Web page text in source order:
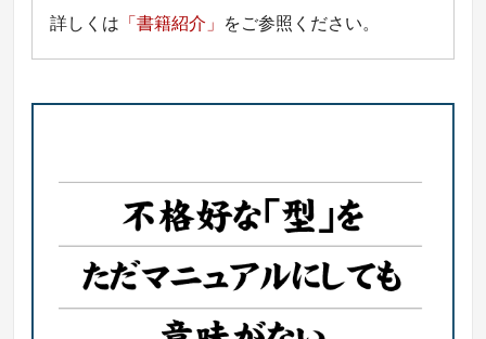
詳しくは 「書籍紹介」 をご参照ください。